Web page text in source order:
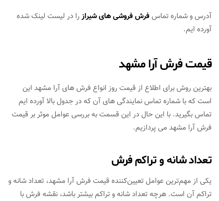
آدرس و شماره تماسفرش فروشی های شیرازرا در لیست لینک شده
آورده ایم.
قیمت فرش آرا مشهد
بهترین روش برای اطلاع از قیمت روز انواع فرش های آرا مشهد این
است که با شماره تماس نمایندگی های آن که در جدول بالا آورده ایم
تماس بگیرید. با این حال در این قسمت به بررسی عوامل موثر بر قیمت
فرش آرا مشهد می پردازیم.
تعداد شانه و تراکم فرش
یکی از مهم‌ترین عوامل تعیین‌کننده قیمت فرش آرا مشهد، تعداد شانه و
تراکم آن است. هرچه تعداد شانه و تراکم بیشتر باشد، نقشه فرش با